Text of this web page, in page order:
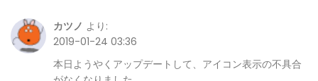
ー
シ
カツノ より:
2019-01-24 03:36
本日ようやくアップデートして、アイコン表示の不具合